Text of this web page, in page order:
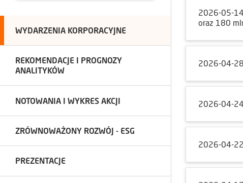
WYDARZENIA KORPORACYJNE
REKOMENDACJE I PROGNOZY
ANALITYKÓW
NOTOWANIA I WYKRES AKCJI
ZRÓWNOWAŻONY ROZWÓJ - ESG
PREZENTACJE
2026-05-14
oraz 180
2026-04-28
2026-04-24
2026-04-22